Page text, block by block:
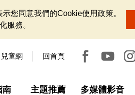
您同意我們的Cookie使用政策。
服務。
兒童網 回首頁
南 主題推薦 多媒體影音